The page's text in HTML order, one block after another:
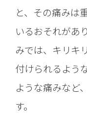
と、その痛みは
いるおそれがあ
みでは、キリキ
付けられるよう
ような痛みなど
す。